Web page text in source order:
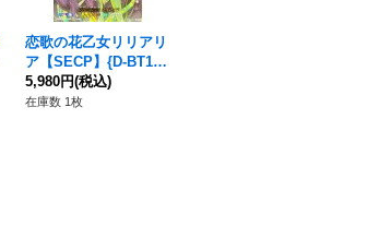
恋歌の花乙女リリアリ
ア【SECP】{D-BT11/
SECP05}《ストイケ
イア》
5,980円(税込)
在庫数 1枚